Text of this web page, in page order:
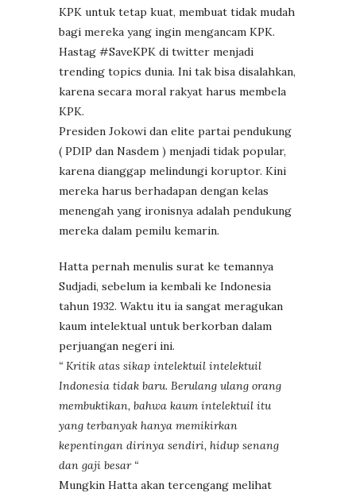
KPK untuk tetap kuat, membuat tidak mudah
bagi mereka yang ingin mengancam KPK.
Hastag #SaveKPK di twitter menjadi
trending topics dunia. Ini tak bisa disalahkan,
karena secara moral rakyat harus membela
KPK.
Presiden Jokowi dan elite partai pendukung
( PDIP dan Nasdem ) menjadi tidak popular,
karena dianggap melindungi koruptor. Kini
mereka harus berhadapan dengan kelas
menengah yang ironisnya adalah pendukung
mereka dalam pemilu kemarin.
Hatta pernah menulis surat ke temannya
Sudjadi, sebelum ia kembali ke Indonesia
tahun 1932. Waktu itu ia sangat meragukan
kaum intelektual untuk berkorban dalam
perjuangan negeri ini.
“ Kritik atas sikap intelektuil intelektuil
Indonesia tidak baru. Berulang ulang orang
membuktikan, bahwa kaum intelektuil itu
yang terbanyak hanya memikirkan
kepentingan dirinya sendiri, hidup senang
dan gaji besar “
Mungkin Hatta akan tercengang melihat